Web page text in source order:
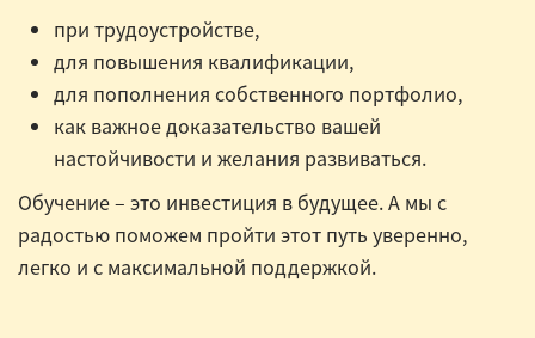
при трудоустройстве,
для повышения квалификации,
для пополнения собственного портфолио,
как важное доказательство вашей
настойчивости и желания развиваться.
Обучение – это инвестиция в будущее. А мы с
радостью поможем пройти этот путь уверенно,
легко и с максимальной поддержкой.